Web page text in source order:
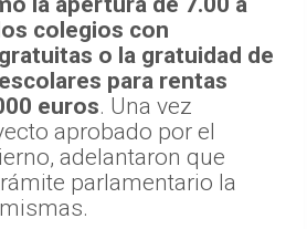
colegios con
o la gratuidad de
para rentas
euros. Una vez
aprobado por el
adelantaron que
parlamentario la